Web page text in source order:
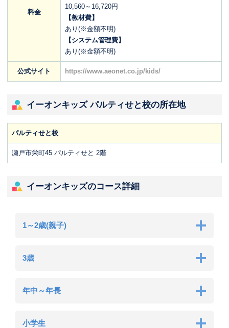
料金
10,560～16,720円
【教材費】
あり(※金額不明)
【システム管理費】
あり(※金額不明)
公式サイト https://www.aeonet.co.jp/kids/
イーオンキッズ パルティせと校の所在地
パルティせと校
瀬戸市栄町45 パルティせと 2階
イーオンキッズのコース詳細
1～2歳(親子)
3歳
年中～年長
小学生